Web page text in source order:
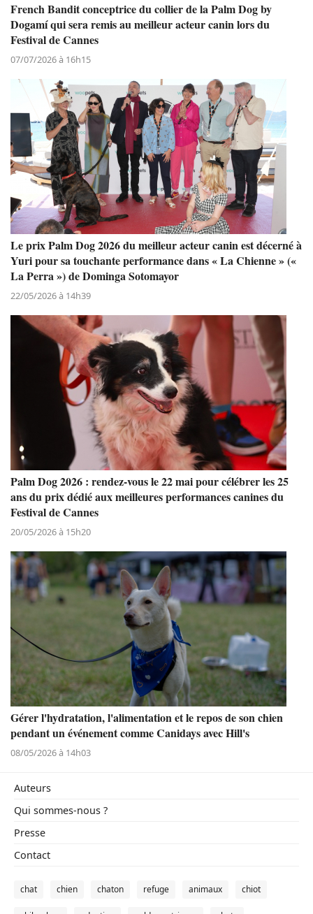
French Bandit conceptrice du collier de la Palm Dog by
Dogamí qui sera remis au meilleur acteur canin lors du
Festival de Cannes
07/07/2026 à 16h15
Le prix Palm Dog 2026 du meilleur acteur canin est décerné à
Yuri pour sa touchante performance dans « La Chienne » («
La Perra ») de Dominga Sotomayor
22/05/2026 à 14h39
Palm Dog 2026 : rendez-vous le 22 mai pour célébrer les 25
ans du prix dédié aux meilleures performances canines du
Festival de Cannes
20/05/2026 à 15h20
Gérer l'hydratation, l'alimentation et le repos de son chien
pendant un événement comme Canidays avec Hill's
08/05/2026 à 14h03
Auteurs
Qui sommes-nous ?
Presse
Contact
chat chien chaton refuge animaux chiot